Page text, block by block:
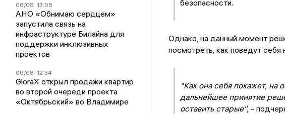
06/08 13:05
АНО «Обнимаю сердцем»
запустила связь на
инфраструктуре Билайна для
поддержки инклюзивных
проектов
06/08 12:34
GloraX открыл продажи квартир
во второй очереди проекта
«Октябрьский» во Владимире
безопасности.
Однако, на данный момент
посмотреть, как поведут себя
"Как она себя покажет, на
дальнейшее принятие
оставить старые",-